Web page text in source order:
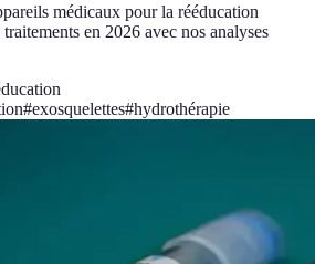
médicaux pour la rééducation
en 2026 avec nos analyses
#exosquelettes#hydrothérapie